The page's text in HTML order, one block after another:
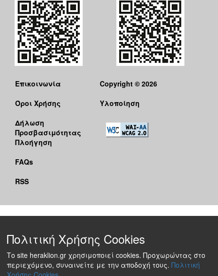
Επικοινωνία
Όροι Χρήσης
Δήλωση
Προσβασιμότητας
Πλοήγηση
FAQs
RSS
Copyright © 2026
Υλοποίηση
Πολιτική Χρήσης Cookies
Το site heraklion.gr χρησιμοποιεί cookies. Προχωρώντας στο
περιεχόμενο, συναινείτε με την αποδοχή τους. Πολιτική